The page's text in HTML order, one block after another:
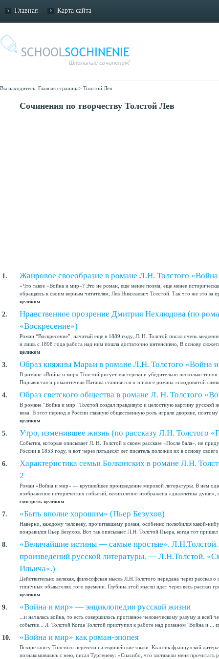
Главная Карта сайта
Вы находитесь: Главная страница> Толстой Лев
Сочинения по творчеству Толстой Лев
1. Жанровое своеобразие в романе Л.Н. Толстого
«Что такое «Война и мир»? Это не роман, еще менее поэма, еще менее
обращаясь к своим верным читателям, Лев Николаевич Толстой. Так что же это за
целиком
2.
Нравственное прозрение Дмитрия Нехлюдова (по
«Воскресение»)
Роман “Воскресение”, начатый еще в 1889 году, Л. Н. Толстой писал очень
и лишь с 1898 года работа над ним пошла достаточно интенсивно, В основу
целиком
3. Образ княжны Марьи в романе Л.Н. Толстого «Война
В романе «Война и мир» Толстой рисует мастерски и убедительно несколько
Порывистая и романтичная Наташа становится в эпилоге романа «плодовитой
4. Образ светского общества в романе Л. Н. Толстого
В романе “Война и мир” Толстой создал правдивую и целостную картину русской
века. В этот период в России главную общественную роль играли дворяне,
целиком
5. Утро, изменившее жизнь (по рассказу Л.Н. Толстого
События, которые описывает Л. Н. Толстой в своем рассказе «После бала», не
России в 1853 году, и вот через пятьдесят лет писатель положил их в основу
6.
Характеристика семьи Болконских в романе Л.Н.
2
Роман «Война и мир» — крупнейшее произведение мировой литературы. В нем
изображение исторических событий, великолепно изображена «диалектика
смотреть целиком
7. «Быть вполне хорошим» (Пьер Безухов)
Наверно, каждому человеку, прочитавшему роман, особенно полюбился какой-
понравился Пьер Безухов. Вот так описывает Л.Н. Толстой Пьера, когда тот
8.
«Величайшие истины — самые простые».
произведений русской литературы. — Л.Н.Толстой.
Ильича».)
Действительно великая, философская мысль Л.Н.Толстого передана через рассказ
типичных обывателях того времени. Глубина этой мысли идет через весь рассказ
целиком
9. «Война и мир» — энциклопедия русской жизни
...и началась война, то есть совершилось противное человеческому разуму и всей
событие... Л. Толстой Когда Толстой приступил к работе над романом "Война и ...
10. «Война и мир» как роман-эпопея
Вскоре книгу Толстого перевели на европейские языки. Классик французской
познакомившись с нею, писал Тургеневу: «Спасибо, что заставили меня прочитать